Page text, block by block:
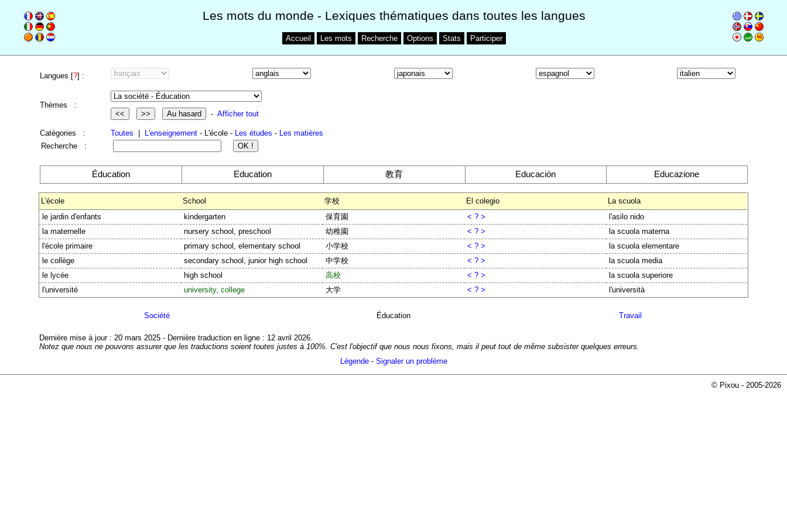
Les mots du monde - Lexiques thématiques dans toutes les langues
Accueil Les mots Recherche Options Stats Participer
Langues [?] :
Thèmes :
-Afficher tout
Catégories : Toutes L'enseignement - L'école - Les études - Les matières
Recherche :
Éducation Education 教育 Educación Educazione
L'école School 学校 El colegio
La scuola
le jardin d'enfants
kindergarten 保育園 < ? >
l'asilo nido
la maternelle
nursery school, preschool 幼稚園 < ? >
la scuola materna
l'école primaire
primary school, elementary school 小学校 < ? >
la scuola elementare
le collège
secondary school, junior high school 中学校 < ? >
la scuola media
le lycée
high school 高校 < ? >
la scuola superiore
l'université
university, college 大学 < ? > l'università
Société Éducation Travail
Dernière mise à jour : 20 mars 2025 - Dernière traduction en ligne : 12 avril 2026.
Notez que nous ne pouvons assurer que les traductions soient toutes justes à 100%. C'est l'objectif que nous nous fixons, mais il peut tout de même subsister quelques erreurs.
Légende- Signaler un problème
© Pixou - 2005-2026